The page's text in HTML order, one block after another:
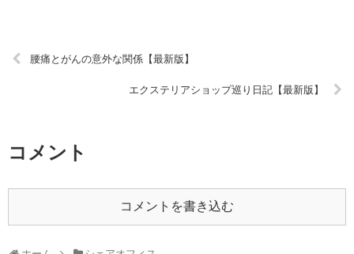
腰痛とがんの意外な関係【最新版】
エクステリアショップ巡り日記【最新版】
コメント
コメントを書き込む